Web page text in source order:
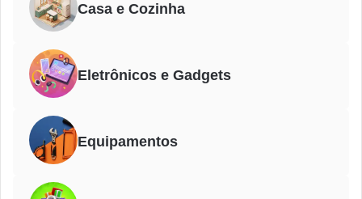
Casa e Cozinha
Eletrônicos e Gadgets
Equipamentos